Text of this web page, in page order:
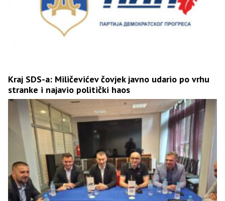
Kraj SDS-a: Miličevićev čovjek javno udario po vrhu
stranke i najavio politički haos